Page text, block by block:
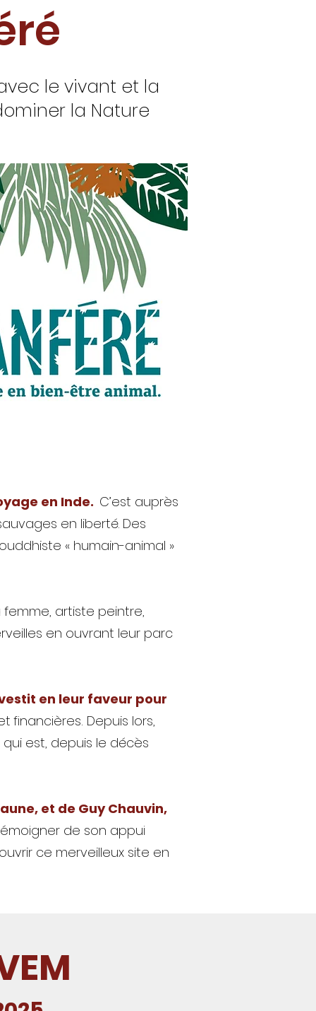
le vivant et la
la Nature
en Inde. C’est auprès
en liberté. Des
« humain-animal »
artiste peintre,
en ouvrant leur parc
en leur faveur pour
financières. Depuis lors,
est, depuis le décès
et de Guy Chauvin,
de son appui
ce merveilleux site en